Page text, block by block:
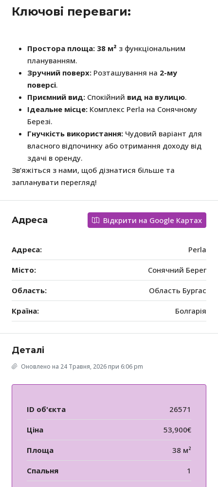
Ключові переваги:
Простора площа: 38 м² з функціональним
плануванням.
Зручний поверх: Розташування на 2-му
поверсі.
Приємний вид: Спокійний вид на вулицю.
Ідеальне місце: Комплекс Perla на Сонячному
Березі.
Гнучкість використання: Чудовий варіант для
власного відпочинку або отримання доходу від
здачі в оренду.
Зв’яжіться з нами, щоб дізнатися більше та
запланувати перегляд!
Адреса Відкрити на Google Картах
Адреса: Perla
Місто: Сонячний Берег
Область: Область Бургас
Країна: Болгарія
Деталі
Оновлено на 24 Травня, 2026 при 6:06 pm
ID об'єкта 26571
Ціна 53,900€
Площа 38 м²
Спальня 1